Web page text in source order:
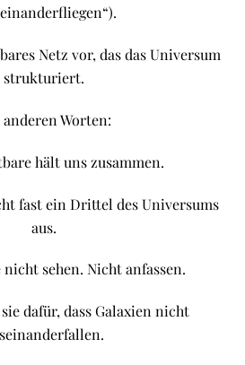
Netz vor, das das Universum
strukturiert.
Worten:
hält uns zusammen.
fast ein Drittel des Universums
aus.
sehen. Nicht anfassen.
dafür, dass Galaxien nicht